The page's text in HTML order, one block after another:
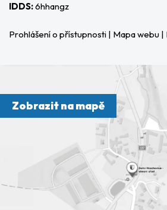
IDDS:6hhangz
Prohlášení o přístupnosti | Mapa webu |
Zobrazit na mapě